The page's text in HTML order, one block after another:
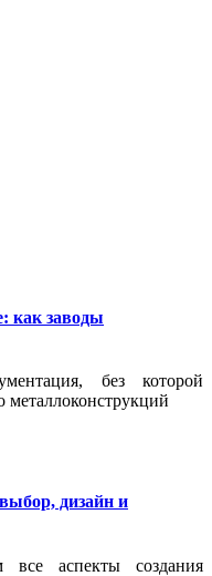
как заводы
без которой
металлоконструкций
дизайн и
аспекты создания